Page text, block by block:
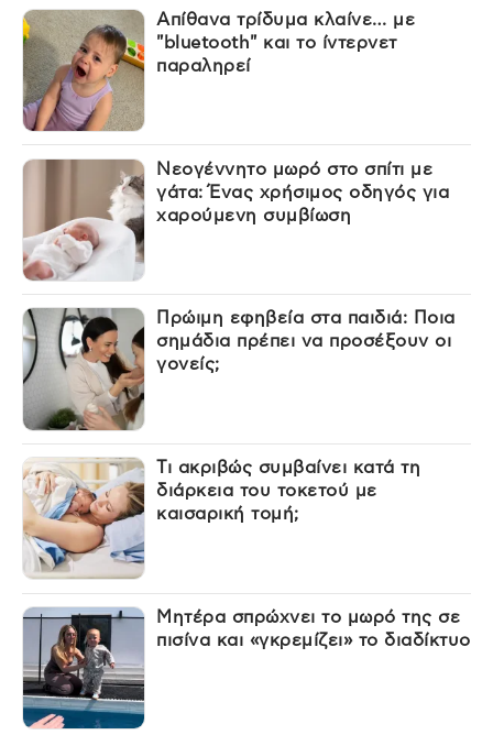
Απίθανα τρίδυμα κλαίνε… με
"bluetooth" και το ίντερνετ
παραληρεί
Νεογέννητο μωρό στο σπίτι με
γάτα: Ένας χρήσιμος οδηγός για
χαρούμενη συμβίωση
Πρώιμη εφηβεία στα παιδιά: Ποια
σημάδια πρέπει να προσέξουν οι
γονείς;
Τι ακριβώς συμβαίνει κατά τη
διάρκεια του τοκετού με
καισαρική τομή;
Μητέρα σπρώχνει το μωρό της σε
πισίνα και «γκρεμίζει» το διαδίκτυο